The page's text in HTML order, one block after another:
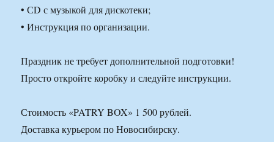
• СD с музыкой для дискотеки;
• Инструкция по организации.
Праздник не требует дополнительной подготовки!
Просто откройте коробку и следуйте инструкции.
Стоимость «PATRY BOX» 1 500 рублей.
Доставка курьером по Новосибирску.